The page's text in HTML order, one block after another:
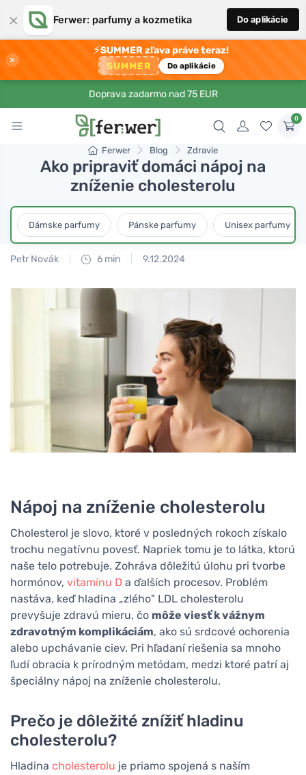
× Ferwer: parfumy a kozmetika Do aplikácie
×
⚡SUMMER zľava práve teraz!
SUMMER Do aplikácie
Doprava zadarmo nad 75 EUR
0
Ferwer Blog Zdravie
Ako pripraviť domáci nápoj na
zníženie cholesterolu
Dámske parfumy Pánske parfumy Unisex parfumy
Petr Novák 6 min 9.12.2024
Nápoj na zníženie cholesterolu
Cholesterol je slovo, ktoré v posledných rokoch získalo
trochu negatívnu povesť. Napriek tomu je to látka, ktorú
naše telo potrebuje. Zohráva dôležitú úlohu pri tvorbe
hormónov, vitamínu D a ďalších procesov. Problém
nastáva, keď hladina „zlého" LDL cholesterolu
prevyšuje zdravú mieru, čo môže viesť k vážnym
zdravotným komplikáciám, ako sú srdcové ochorenia
alebo upchávanie ciev. Pri hľadaní riešenia sa mnoho
ľudí obracia k prírodným metódam, medzi ktoré patrí aj
špeciálny nápoj na zníženie cholesterolu.
Prečo je dôležité znížiť hladinu
cholesterolu?
Hladina cholesterolu je priamo spojená s naším